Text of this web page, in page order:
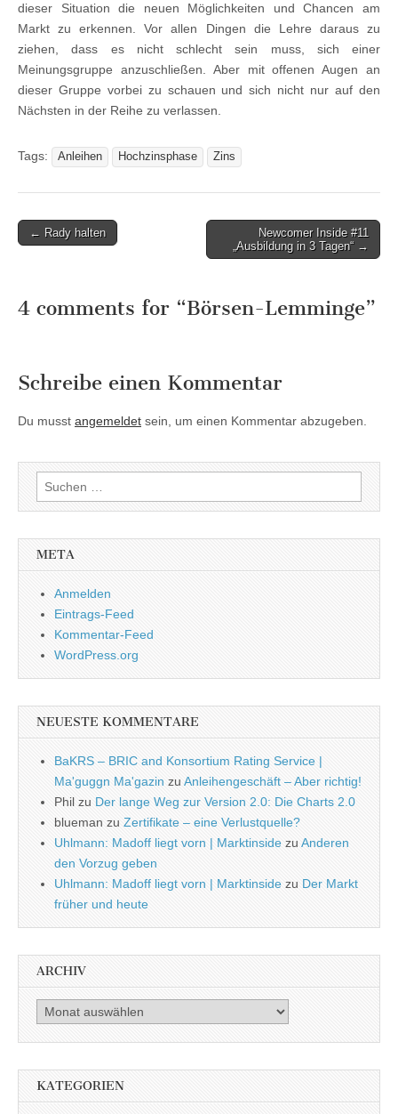
dieser Situation die neuen Möglichkeiten und Chancen am
Markt zu erkennen. Vor allen Dingen die Lehre daraus zu
ziehen, dass es nicht schlecht sein muss, sich einer
Meinungsgruppe anzuschließen. Aber mit offenen Augen an
dieser Gruppe vorbei zu schauen und sich nicht nur auf den
Nächsten in der Reihe zu verlassen.
Tags: Anleihen Hochzinsphase Zins
Post
← Rady halten
Newcomer Inside #11
„Ausbildung in 3 Tagen“ →
4 comments for “Börsen-Lemminge”
Schreibe einen Kommentar
Du musst angemeldet sein, um einen Kommentar abzugeben.
Suchen
nach:
META
Anmelden
Eintrags-Feed
Kommentar-Feed
WordPress.org
NEUESTE KOMMENTARE
BaKRS – BRIC and Konsortium Rating Service |
Ma'guggn Ma'gazin zu Anleihengeschäft – Aber richtig!
Phil zu Der lange Weg zur Version 2.0: Die Charts 2.0
blueman zu Zertifikate – eine Verlustquelle?
Uhlmann: Madoff liegt vorn | Marktinside zu Anderen
den Vorzug geben
Uhlmann: Madoff liegt vorn | Marktinside zu Der Markt
früher und heute
ARCHIV
Archiv
KATEGORIEN